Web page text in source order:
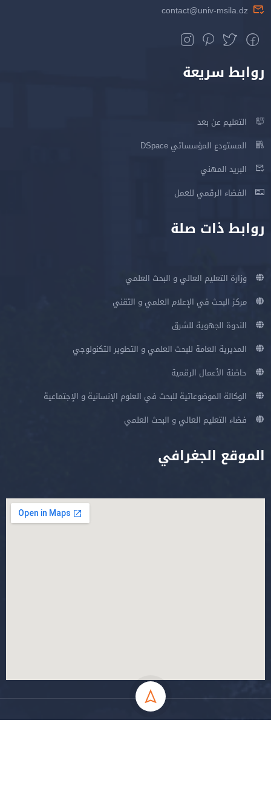
contact@univ-msila.dz
روابط سريعة
التعليم عن بعد
المستودع المؤسساتي DSpace
البريد المهني
الفضاء الرقمي للعمل
روابط ذات صلة
وزارة التعليم العالي و البحث العلمي
مركز البحث في الإعلام العلمي و التقني
الندوة الجهوية للشرق
المديرية العامة للبحث العلمي و التطوير التكنولوجي
حاضنة الأعمال الرقمية
الوكالة الموضوعاتية للبحث في العلوم الإنسانية و الإجتماعية
فضاء التعليم العالي و البحث العلمي
الموقع الجغرافي
جميع الحقوق محفوظة جامعة المسيلة - 2024